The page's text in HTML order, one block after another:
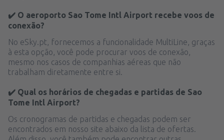
✔️ O aeroporto Sao Tome Intl Airport recebe voos de
conexão?
No eSky.pt, fornecemos a funcionalidade MultiLine, graças
à esta opção, você pode procurar voos de conexão,
mesmo nos casos de companhias aéreas que não
trabalham diretamente entre si.
✔️ Qual os horários de chegadas e partidas de Sao
Tome Intl Airport?
Os cronogramas de partidas e chegadas podem ser
encontrados em nosso site abaixo da lista de ofertas.